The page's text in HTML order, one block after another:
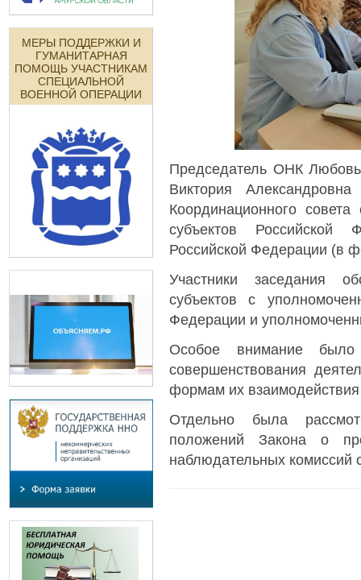
МЕРЫ ПОДДЕРЖКИ И
ГУМАНИТАРНАЯ
ПОМОЩЬ УЧАСТНИКАМ
СПЕЦИАЛЬНОЙ
ВОЕННОЙ ОПЕРАЦИИ
Председатель ОНК
Виктория
Координационного
субъектов Российской
Российской Федерации (в
Участники заседания
субъектов с
Федерации и
Особое внимание
совершенствования
формам их
Отдельно была
положений Закона о
наблюдательных комиссий